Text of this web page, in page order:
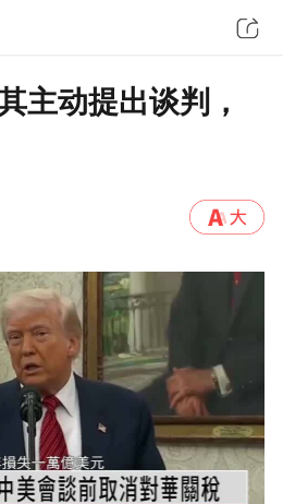
主动提出谈判，